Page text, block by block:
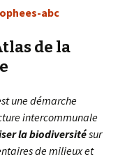
abc
de la
une démarche
intercommunale
la biodiversitésur
de milieux et